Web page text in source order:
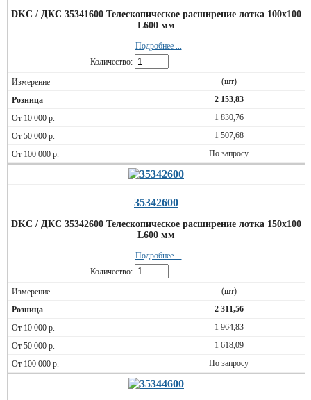
DKC / ДКС 35341600 Телескопическое расширение лотка 100х100
L600 мм
Подробнее ...
Количество:
(шт)
2 153,83
1 830,76
1 507,68
По запросу
35342600
DKC / ДКС 35342600 Телескопическое расширение лотка 150х100
L600 мм
Подробнее ...
Количество:
(шт)
2 311,56
1 964,83
1 618,09
По запросу